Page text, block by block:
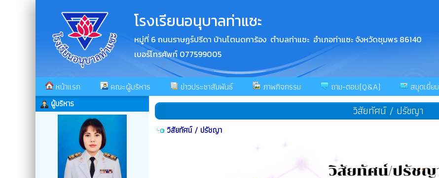
โรงเรียนอนุบาลท่าแซะ
หมู่ที่ 6 ถนนราษฏร์ปรีดา บ้านโตนดการ้อง ตำบลท่าแซะ อำเภอท่าแซะ จังหวัดชุมพร 86140
เบอร์โทรศัพท์ 077599005
หน้าแรก คณะผู้บริหาร ข่าวประชาสัมพันธ์ ภาพกิจกรรม ถาม-ตอบ(Q&A) สมุดเยี่ยม
ผู้บริหาร วิสัยทัศน์ / ปรัชญา
วิสัยทัศน์ / ปรัชญา